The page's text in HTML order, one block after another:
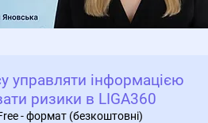
управляти інформацією
ризики в LIGA360
- формат (безкоштовні)